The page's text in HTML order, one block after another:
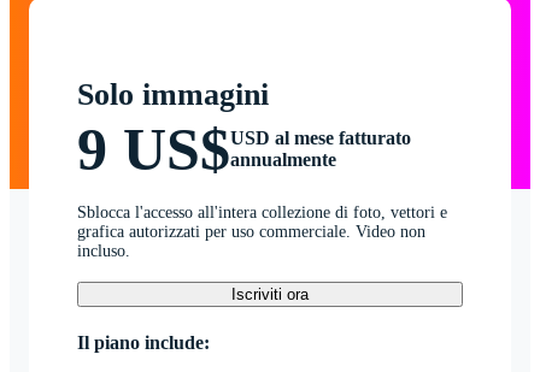
Solo immagini
9 US$USD al mese fatturato
annualmente
Sblocca l'accesso all'intera collezione di foto, vettori e
grafica autorizzati per uso commerciale. Video non
incluso.
Iscriviti ora
Il piano include: